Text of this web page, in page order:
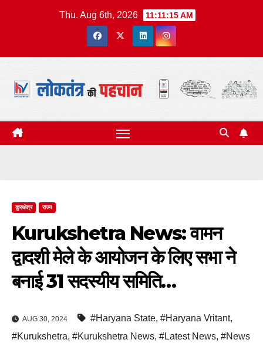
Thu. Aug 6th, 2026 11:11:16 AM
कुरुक्षेत्र राज्य
Kurukshetra News: वामन
द्वादशी मेले के आयोजन के लिए सभा ने
बनाई 31 सदस्यीय समिति…
AUG 30, 2024 #Haryana State, #Haryana Vritant,
#Kurukshetra, #Kurukshetra News, #Latest News, #News